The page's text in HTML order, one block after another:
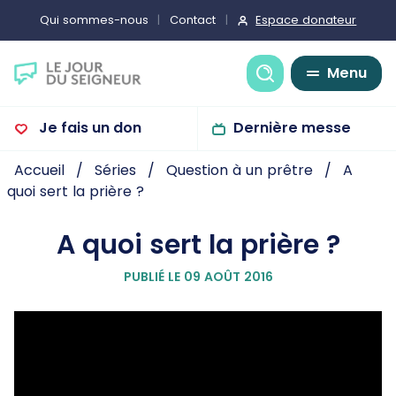
Qui sommes-nous Contact Espace donateur
Recherche
Menu
Je fais un don Dernière messe
Accueil Séries Question à un prêtre
A
quoi sert la prière ?
A quoi sert la prière ?
PUBLIÉ LE 09 AOÛT 2016